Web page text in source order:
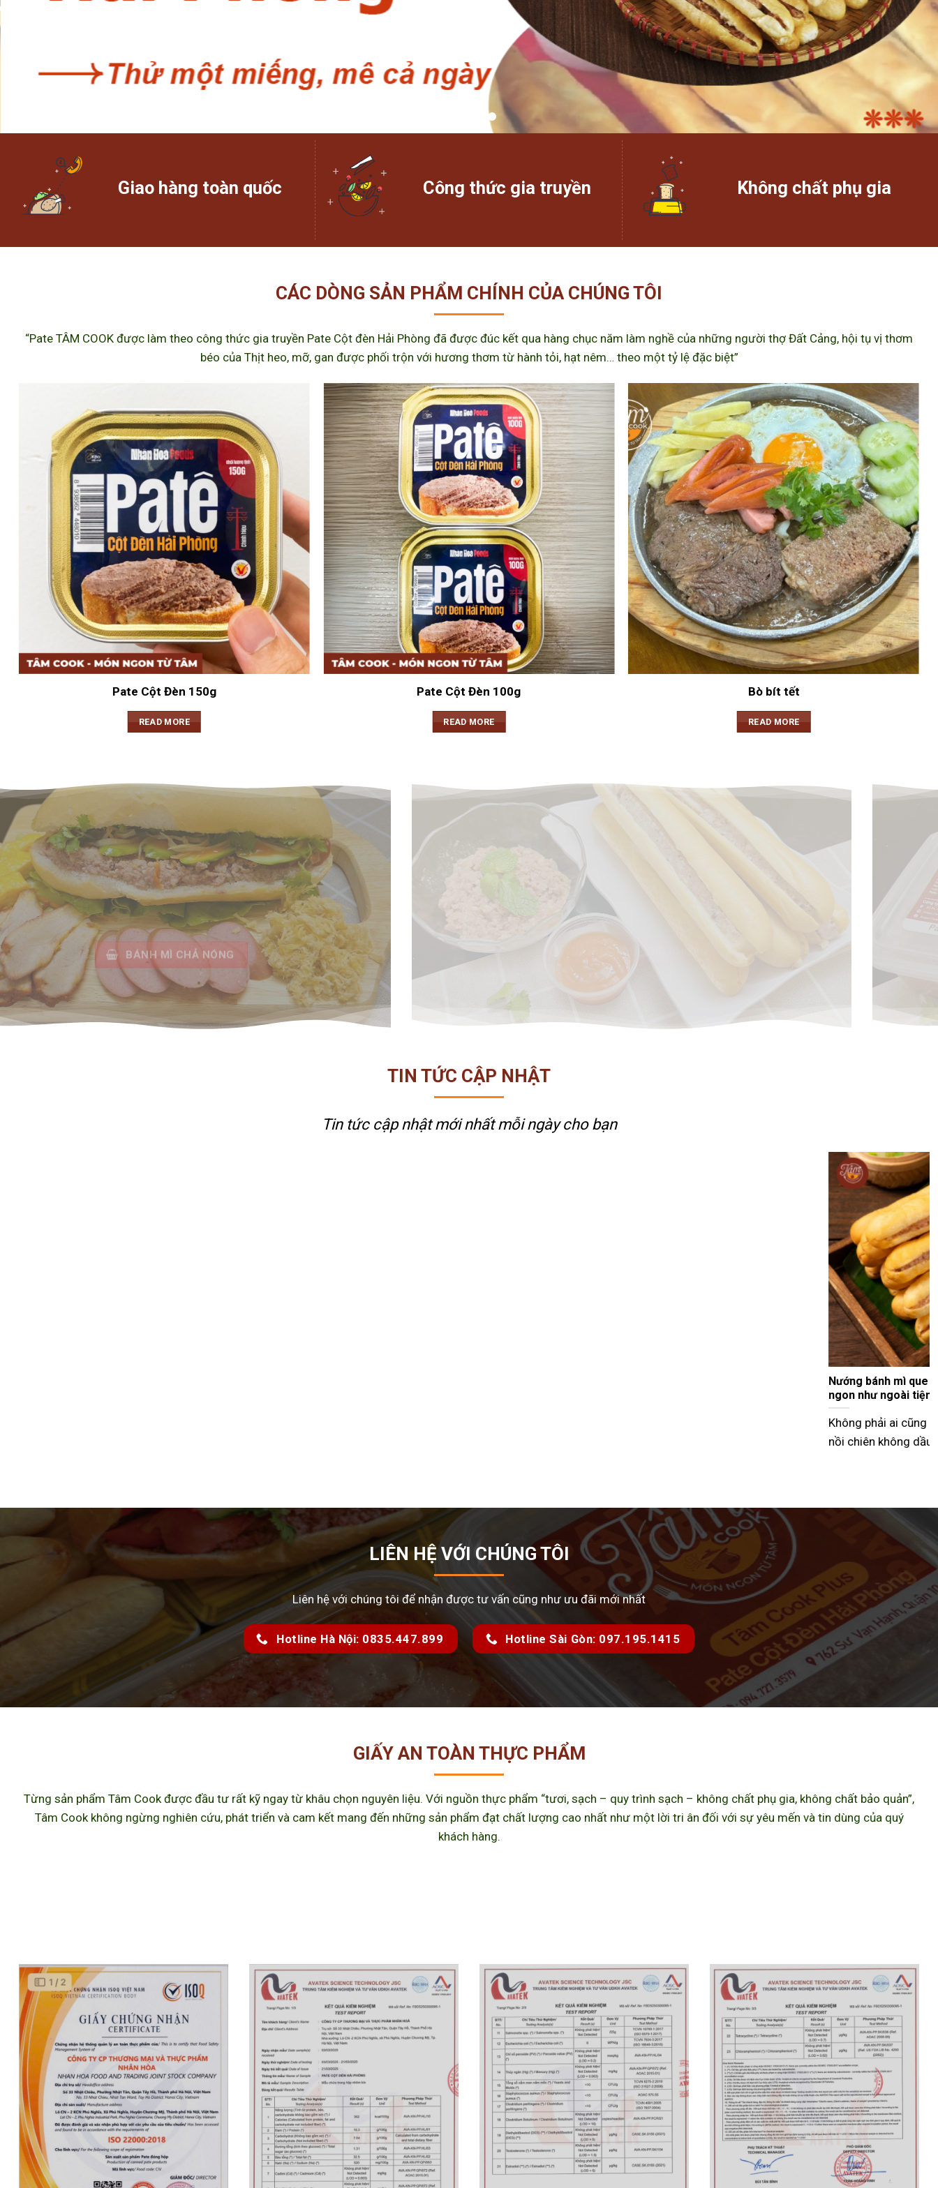
Giao hàng toàn quốc Công thức gia truyền Không chất phụ gia
CÁC DÒNG SẢN PHẨM CHÍNH CỦA CHÚNG TÔI
“Pate TÂM COOK được làm theo công thức gia truyền Pate Cột đèn Hải Phòng đã được đúc kết qua hàng chục năm làm nghề của những người thợ Đất Cảng, hội tụ vị thơm
béo của Thịt heo, mỡ, gan được phối trộn với hương thơm từ hành tỏi, hạt nêm… theo một tỷ lệ đặc biệt”
Pate Cột Đèn 150g
READ MORE
Pate Cột Đèn 100g
READ MORE
Bò bít tết
READ MORE
XÔI TÂM
BÁNH MÌ CHẢ NÓNG
TIN TỨC CẬP NHẬT
Tin tức cập nhật mới nhấtmỗi ngày cho bạn
Tư vấn bán bánh mì que vỉa hè từ A–Z hiệu quả nhất
Hiện nay, nhiều người lựa chọn mô hình bán bánh mì
LIÊN HỆ VỚI CHÚNG TÔI
Liên hệ với chúng tôi để nhận được tư vấn cũng như ưu đãi mới nhất
Hotline Hà Nội: 0835.447.899 Hotline Sài Gòn: 097.195.1415
GIẤY AN TOÀN THỰC PHẨM
Từng sản phẩm Tâm Cook được đầu tư rất kỹ ngay từ khâu chọn nguyên liệu. Với nguồn thực phẩm “tươi, sạch – quy trình sạch – không chất phụ gia, không chất bảo quản”,
Tâm Cook không ngừng nghiên cứu, phát triển và cam kết mang đến những sản phẩm đạt chất lượng cao nhất như một lời tri ân đối với sự yêu mến và tin dùng của quý
khách hàng.